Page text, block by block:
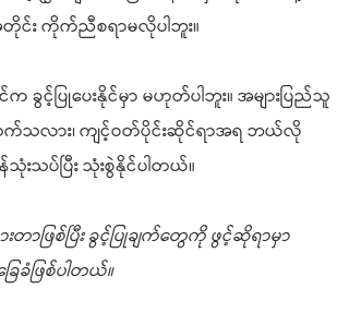
င်း ကိုက်ညီစရာမလိုပါဘူး။
င့်ပြုပေးနိုင်မှာ မဟုတ်ပါဘူး။ အများပြည်သူ
လား၊ ကျင့်ဝတ်ပိုင်းဆိုင်ရာအရ ဘယ်လို
န်သုံးသပ်ပြီး သုံးစွဲနိုင်ပါတယ်။
ာဖြစ်ပြီး ခွင့်ပြုချက်တွေကို ဖွင့်ဆိုရာမှာ
ခံဖြစ်ပါတယ်။